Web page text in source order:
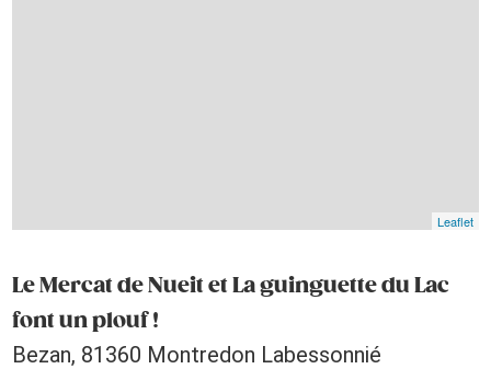
Leaflet
Le Mercat de Nueit et La guinguette du Lac
font un plouf !
Bezan, 81360 Montredon Labessonnié